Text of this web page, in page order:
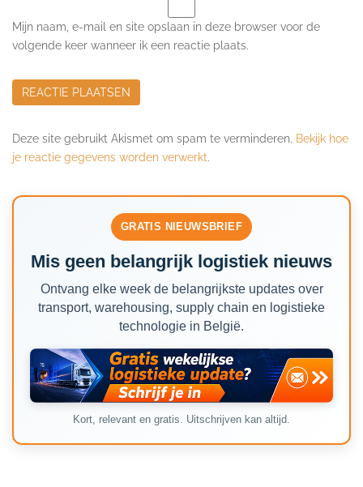
Mijn naam, e-mail en site opslaan in deze browser voor de
volgende keer wanneer ik een reactie plaats.
Deze site gebruikt Akismet om spam te verminderen. Bekijk hoe
je reactie gegevens worden verwerkt.
GRATIS NIEUWSBRIEF
Mis geen belangrijk logistiek nieuws
Ontvang elke week de belangrijkste updates over
transport, warehousing, supply chain en logistieke
technologie in België.
Kort, relevant en gratis. Uitschrijven kan altijd.